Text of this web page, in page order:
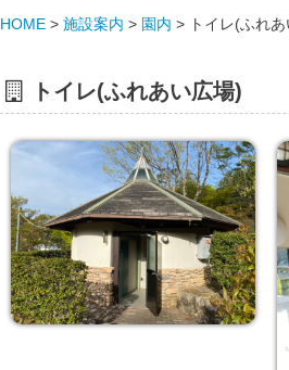
HOME > 施設案内 > 園内 > トイレ(ふれ
トイレ(ふれあい広場)